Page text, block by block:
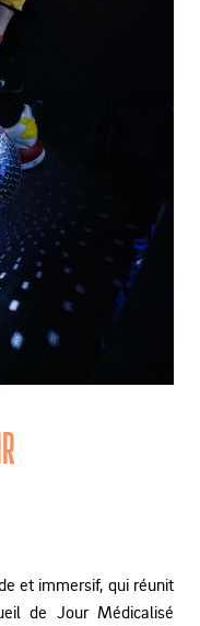
et immersif, qui réunit
de Jour Médicalisé